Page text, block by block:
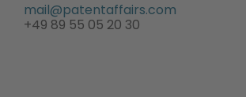
mail@patentaffairs.com
+49 89 55 05 20 30